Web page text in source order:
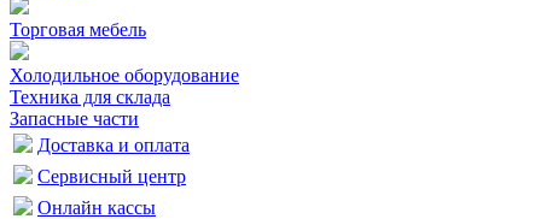
Торговая мебель
Холодильное оборудование
Техника для склада
Запасные части
Доставка и оплата
Сервисный центр
Онлайн кассы